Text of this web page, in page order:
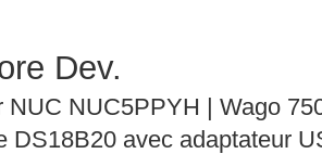
Dev.
NUC NUC5PPYH | Wago
DS18B20 avec adaptateur